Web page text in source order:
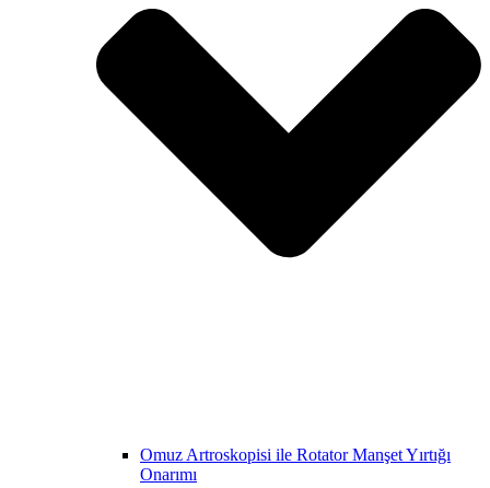
Omuz Artroskopisi ile Rotator Manşet Yırtığı
Onarımı